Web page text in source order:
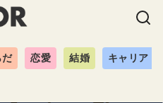
だ 恋愛 結婚 キャリア